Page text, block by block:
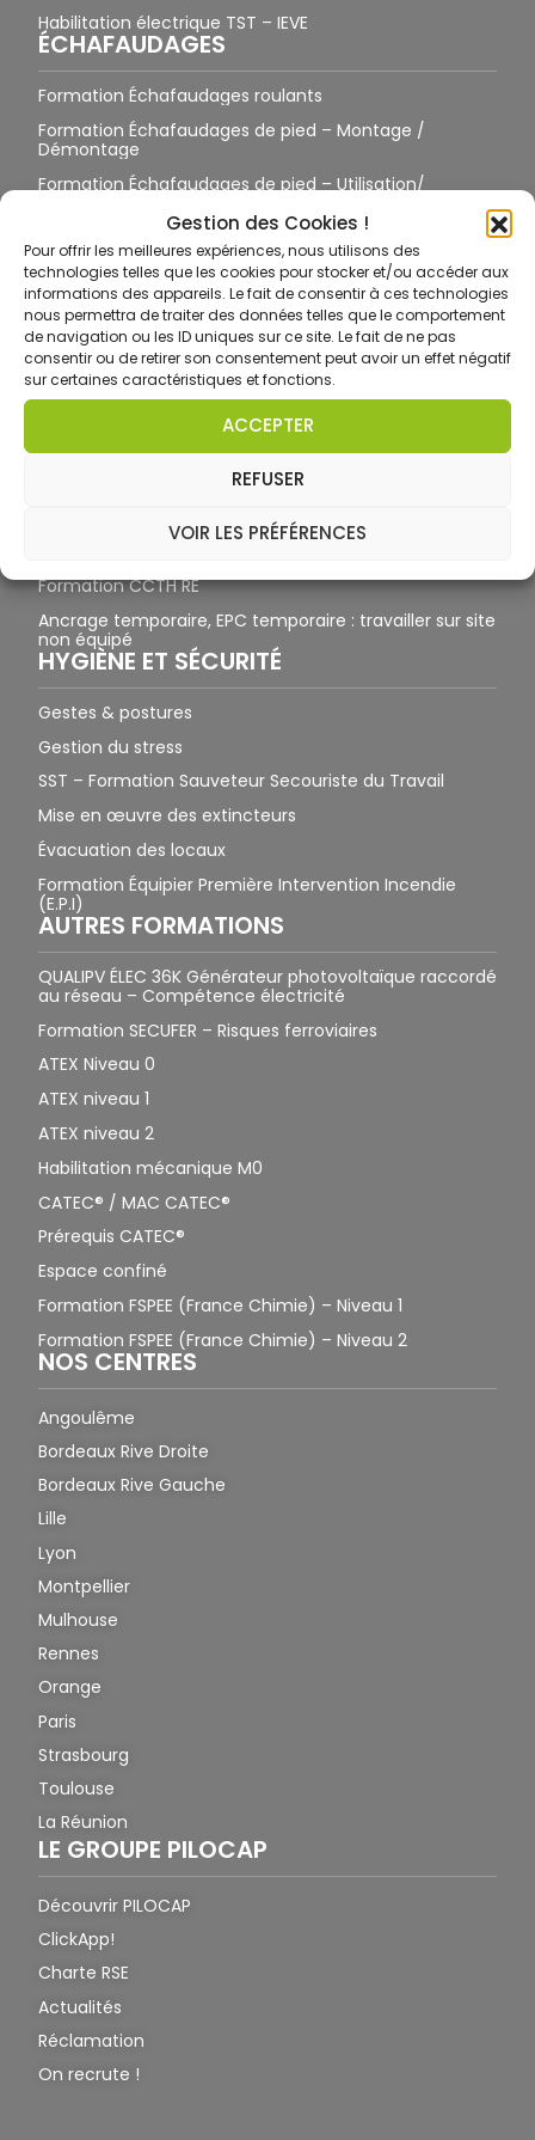
Gestion des Cookies !
Pour offrir les meilleures expériences, nous utilisons des
technologies telles que les cookies pour stocker et/ou accéder aux
informations des appareils. Le fait de consentir à ces technologies
nous permettra de traiter des données telles que le comportement
de navigation ou les ID uniques sur ce site. Le fait de ne pas
consentir ou de retirer son consentement peut avoir un effet négatif
sur certaines caractéristiques et fonctions.
ACCEPTER
REFUSER
VOIR LES PRÉFÉRENCES
Habilitation électrique TST – IEVE
ÉCHAFAUDAGES
Formation Échafaudages roulants
Formation Échafaudages de pied – Montage /
Démontage
Formation Échafaudages de pied – Utilisation/
Formation Échafaudages – Réception
TRAVAIL EN HAUTEUR
Formation Travail en Hauteur et EPI – Harnais
Toiture / Terrasse / Pylônes sans suspension
Toiture / Terrasse / Pylône avec suspension
Formation Port des EPI antichute sur site équipé
Formation Port des EPI antichute sur site non équipé
Formation CCTH RE
Ancrage temporaire, EPC temporaire : travailler sur site
non équipé
HYGIÈNE ET SÉCURITÉ
Gestes & postures
Gestion du stress
SST – Formation Sauveteur Secouriste du Travail
Mise en œuvre des extincteurs
Évacuation des locaux
Formation Équipier Première Intervention Incendie
(E.P.I)
AUTRES FORMATIONS
QUALIPV ÉLEC 36K Générateur photovoltaïque raccordé
au réseau – Compétence électricité
Formation SECUFER – Risques ferroviaires
ATEX Niveau 0
ATEX niveau 1
ATEX niveau 2
Habilitation mécanique M0
CATEC® / MAC CATEC®
Prérequis CATEC®
Espace confiné
Formation FSPEE (France Chimie) – Niveau 1
Formation FSPEE (France Chimie) – Niveau 2
NOS CENTRES
Angoulême
Bordeaux Rive Droite
Bordeaux Rive Gauche
Lille
Lyon
Montpellier
Mulhouse
Rennes
Orange
Paris
Strasbourg
Toulouse
La Réunion
LE GROUPE PILOCAP
Découvrir PILOCAP
ClickApp!
Charte RSE
Actualités
Réclamation
On recrute !